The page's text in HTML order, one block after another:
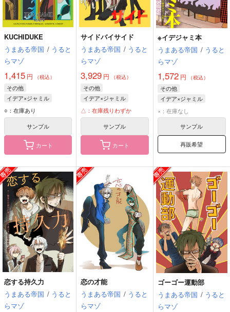
KUCHIDUKE
うまある帝国 / うると
らマゾ
1,415 円 （税込）
その他
イデア×ジャミル
ジャミル・バイパー
イデア・シュラウド
○：在庫あり
サンプル
カート
サイドバイサイド
うまある帝国 / うると
らマゾ
3,929 円 （税込）
その他
イデア×ジャミル
ジャミル・バイパー
イデア・シュラウド
△：在庫残りわずか
サンプル
カート
※イデジャミ本
うまある帝国 / うると
らマゾ
1,572円 （税込）
その他
イデア×ジャミル
ジャミル・バイパー
イデア・シュラウド
×：在庫なし
サンプル
再販希望
恋する持久力
うまある帝国 / うると
らマゾ
恋の才能
うまある帝国 / うると
らマゾ
ゴーゴー運動部
うまある帝国 / うると
らマゾ